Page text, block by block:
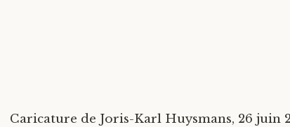
Caricature de Joris-Karl Huysmans, 26 juin